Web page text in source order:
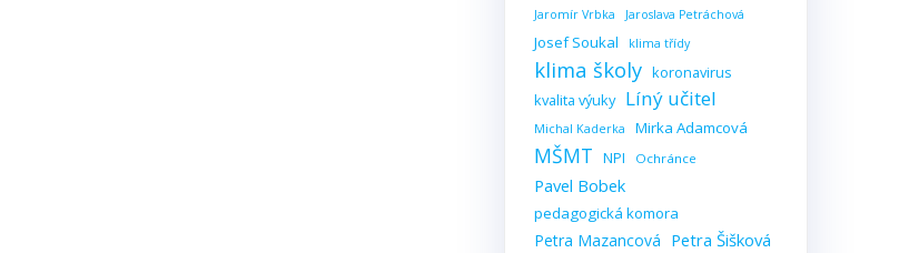
Jaromír Vrbka Jaroslava Petráchová
Josef Soukal klima třídy
klima školy koronavirus
kvalita výuky Líný učitel
Michal Kaderka Mirka Adamcová
MŠMT NPI Ochránce
Pavel Bobek
pedagogická komora
Petra Mazancová Petra Šišková